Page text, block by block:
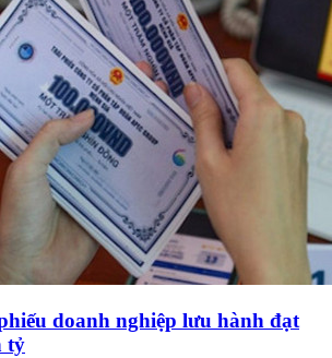
doanh nghiệp lưu hành đạt
tỷ